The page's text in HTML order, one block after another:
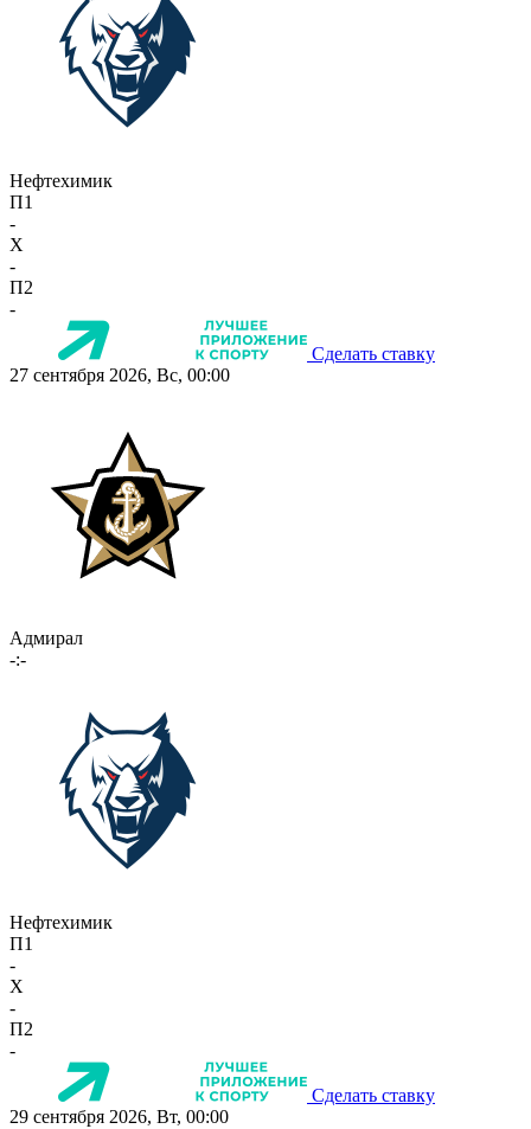
Нефтехимик
П1
-
X
-
П2
-
Сделать ставку
27 сентября 2026, Вс, 00:00
Адмирал
-:-
Нефтехимик
П1
-
X
-
П2
-
Сделать ставку
29 сентября 2026, Вт, 00:00